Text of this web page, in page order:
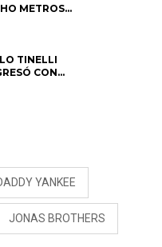
METROS
Y GENERA
TINELLI
CON
AMOR
YANKEE
JONAS BROTHERS